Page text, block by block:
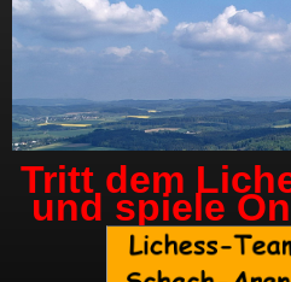
Tritt dem
und spiele